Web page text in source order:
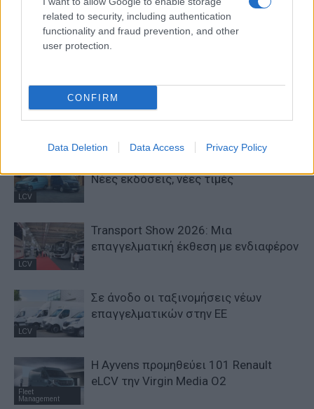
related to security, including authentication
functionality and fraud prevention, and other
user protection.
CONFIRM
Data Deletion Data Access Privacy Policy
Τα van της Stellantis αποκτούν νέα
πολυχρηστική έκδοση
Ford Pro: Προληπτική συντήρηση με
δεδομένα πραγματικού χρόνου
LCV
Νέες εκδόσεις, νέες τιμές
LCV
Transport Show 2026: Μια
επαγγελματική έκθεση με ενδιαφέρον
LCV
Σε άνοδο οι ταξινομήσεις νέων
επαγγελματικών στην ΕΕ
Fleet
Management
Η Ayvens προμηθεύει 101 Renault
eLCV την Virgin Media O2